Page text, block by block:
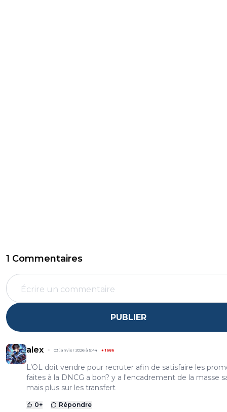
1 Commentaires
PUBLIER
alex 03 janvier 2026 à 5:44 +1686
L’OL doit vendre pour recruter afin de satisfaire les
faites à la DNCG a bon? y a l'encadrement de la masse
mais plus sur les transfert
0+ Répondre